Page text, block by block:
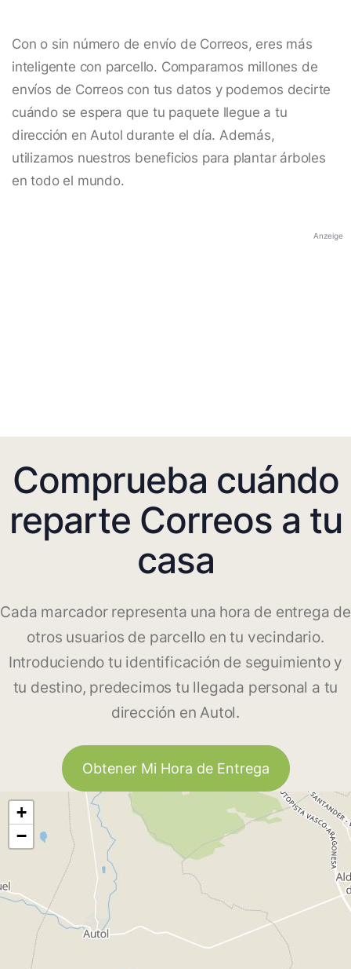
Con o sin número de envío de Correos, eres más
inteligente con parcello. Comparamos millones de
envíos de Correos con tus datos y podemos decirte
cuándo se espera que tu paquete llegue a tu
dirección en Autol durante el día. Además,
utilizamos nuestros beneficios para plantar árboles
en todo el mundo.
Anzeige
Comprueba cuándo
reparte Correos a tu
casa
Cada marcador representa una hora de entrega de
otros usuarios de parcello en tu vecindario.
Introduciendo tu identificación de seguimiento y
tu destino, predecimos tu llegada personal a tu
dirección en Autol.
Obtener Mi Hora de Entrega
+
−